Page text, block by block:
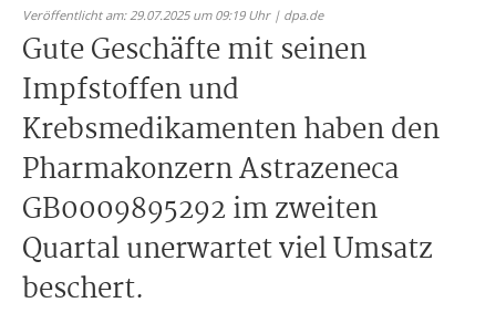
Veröffentlicht am: 29.07.2025 um 09:19 Uhr | dpa.de
Gute Geschäfte mit seinen
Impfstoffen und
Krebsmedikamenten haben den
Pharmakonzern Astrazeneca
GB0009895292 im zweiten
Quartal unerwartet viel Umsatz
beschert.